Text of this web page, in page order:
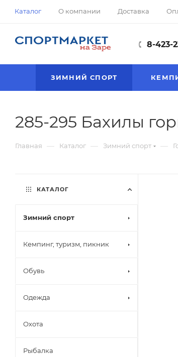
Каталог О компании Доставка
8-423-
ЗИМНИЙ СПОРТ
285-295 Бахилы
Главная — Каталог — Зимний спорт —
КАТАЛОГ
Зимний спорт
Кемпинг, туризм, пикник
Обувь
Одежда
Охота
Рыбалка